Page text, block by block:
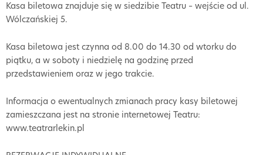
Kasa biletowa znajduje się w siedzibie Teatru – wejście od ul.
Wólczańskiej 5.
Kasa biletowa jest czynna od 8.00 do 14.30 od wtorku do
piątku, a w soboty i niedzielę na godzinę przed
przedstawieniem oraz w jego trakcie.
Informacja o ewentualnych zmianach pracy kasy biletowej
zamieszczana jest na stronie internetowej Teatru:
www.teatrarlekin.pl